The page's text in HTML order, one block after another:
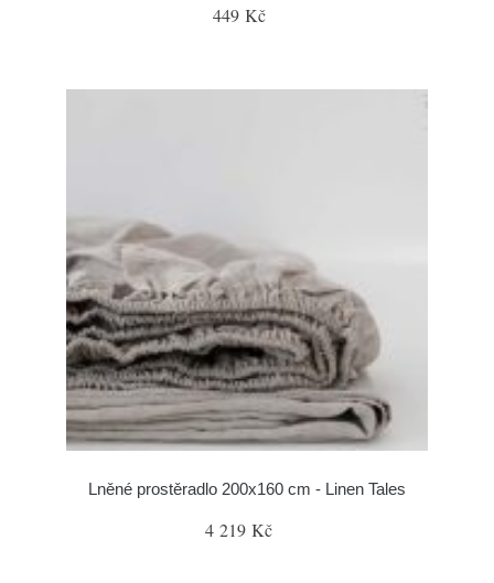
449 Kč
Lněné prostěradlo 200x160 cm - Linen Tales
4 219 Kč